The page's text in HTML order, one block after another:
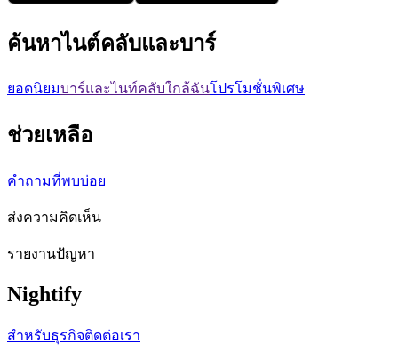
ค้นหาไนต์คลับและบาร์
ยอดนิยมบาร์และไนท์คลับใกล้ฉันโปรโมชั่นพิเศษ
ช่วยเหลือ
คำถามที่พบบ่อย
ส่งความคิดเห็น
รายงานปัญหา
Nightify
สำหรับธุรกิจติดต่อเรา